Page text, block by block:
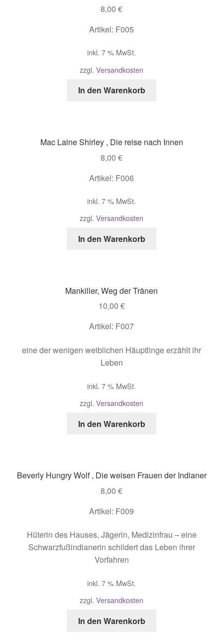
8,00 €
Artikel: F005
inkl. 7 % MwSt.
zzgl. Versandkosten
In den Warenkorb
Mac Laine Shirley , Die reise nach Innen
8,00 €
Artikel: F006
inkl. 7 % MwSt.
zzgl. Versandkosten
In den Warenkorb
Mankiller, Weg der Tränen
10,00 €
Artikel: F007
eine der wenigen weiblichen Häuptlinge erzählt ihr
Leben
inkl. 7 % MwSt.
zzgl. Versandkosten
In den Warenkorb
Beverly Hungry Wolf , Die weisen Frauen der Indianer
8,00 €
Artikel: F009
Hüterin des Hauses, Jägerin, Medizinfrau – eine
Schwarzfußindianerin schildert das Leben ihrer
Vorfahren
inkl. 7 % MwSt.
zzgl. Versandkosten
In den Warenkorb